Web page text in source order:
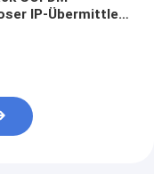
IP-Übermittler